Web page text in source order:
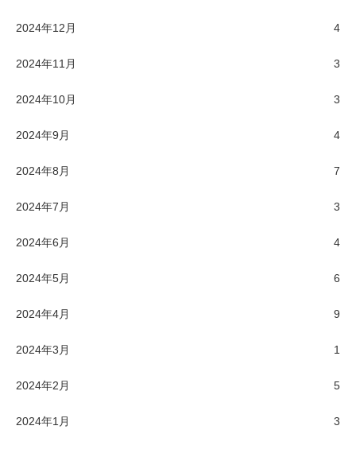
2024年12月 4
2024年11月 3
2024年10月 3
2024年9月 4
2024年8月 7
2024年7月 3
2024年6月 4
2024年5月 6
2024年4月 9
2024年3月 1
2024年2月 5
2024年1月 3